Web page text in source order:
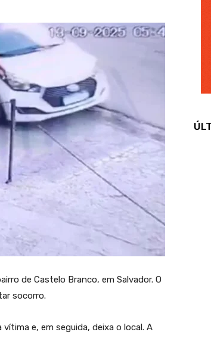
de Castelo Branco, em Salvador. O
socorro.
e, em seguida, deixa o local. A